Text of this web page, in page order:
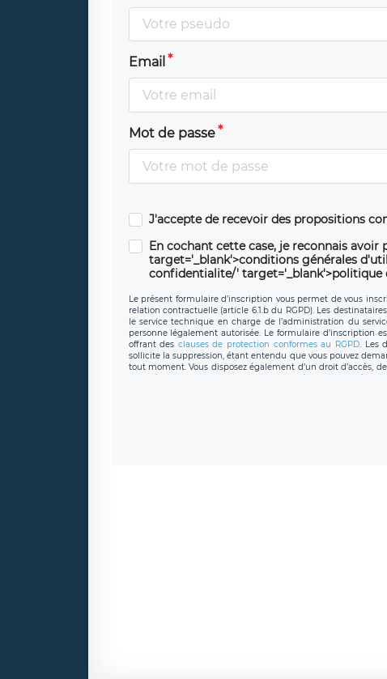
Email
Mot de passe
J'accepte de recevoir des propositions
En cochant cette case, je reconnais avoir
target='_blank'>conditions générales
confidentialite/' target='_blank'>politique
Le présent formulaire d’inscription vous permet de vous
relation contractuelle (article 6.1.b du RGPD). Les
le service technique en charge de l’administration du
personne légalement autorisée. Le formulaire d’inscription
offrant des clauses de protection conformes au RGPD. Les
sollicite la suppression, étant entendu que vous pouvez
tout moment. Vous disposez également d’un droit
caractère personnel, ainsi que d’un droit à la portabilité de
protection des données de LÉGAVOX qui exerce au
joignable à l’adresse mail :